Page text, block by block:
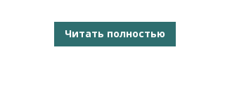
Читать полностью